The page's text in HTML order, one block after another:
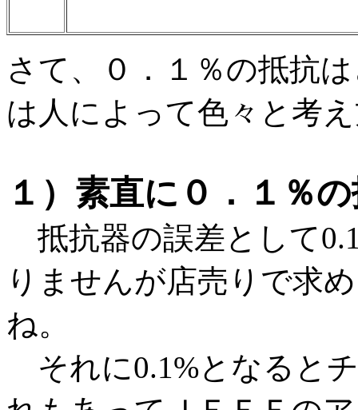
さて、０．１％の抵抗
は人によって色々と考
１）素直に０．１％
抵抗器の誤差として
りませんが店売りで求
ね。
それに0.1%となると